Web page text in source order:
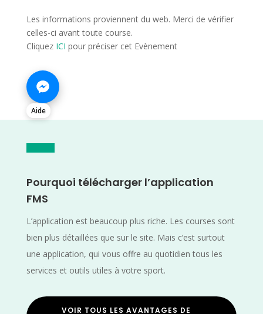
Les informations proviennent du web. Merci de vérifier
celles-ci avant toute course.
Cliquez ICI pour préciser cet Evènement
Aide
Pourquoi télécharger l’application
FMS
L’application est beaucoup plus riche. Les courses sont
bien plus détaillées que sur le site. Mais c’est surtout
une application, qui vous offre au quotidien tous les
services et outils utiles à votre sport.
VOIR TOUS LES AVANTAGES DE